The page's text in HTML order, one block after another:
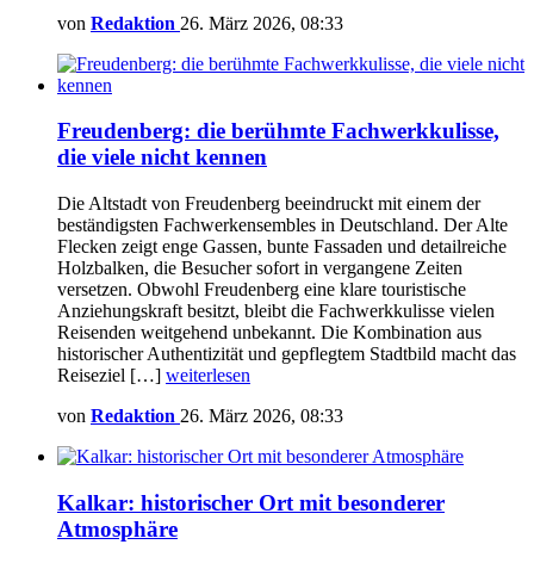
von Redaktion 26. März 2026, 08:33
Freudenberg: die berühmte Fachwerkkulisse,
die viele nicht kennen
Die Altstadt von Freudenberg beeindruckt mit einem der
beständigsten Fachwerkensembles in Deutschland. Der Alte
Flecken zeigt enge Gassen, bunte Fassaden und detailreiche
Holzbalken, die Besucher sofort in vergangene Zeiten
versetzen. Obwohl Freudenberg eine klare touristische
Anziehungskraft besitzt, bleibt die Fachwerkkulisse vielen
Reisenden weitgehend unbekannt. Die Kombination aus
historischer Authentizität und gepflegtem Stadtbild macht das
Reiseziel […] weiterlesen
von Redaktion 26. März 2026, 08:33
Kalkar: historischer Ort mit besonderer
Atmosphäre